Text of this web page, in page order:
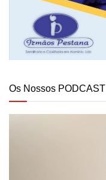
Os Nossos PODCAST